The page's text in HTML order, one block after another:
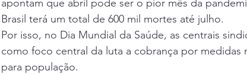
apontam que abril pode ser o pior mês da
Brasil terá um total de 600 mil mortes até julho.
Por isso, no Dia Mundial da Saúde, as centrais
como foco central da luta a cobrança por medidas
para população.